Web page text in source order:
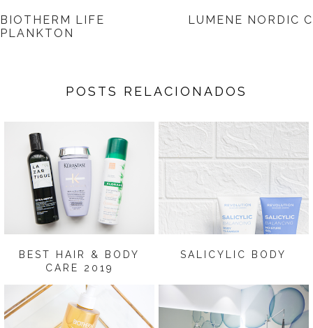
LUMENE NORDIC C
BIOTHERM LIFE
PLANKTON
POSTS RELACIONADOS
BEST HAIR & BODY
CARE 2019
SALICYLIC BODY